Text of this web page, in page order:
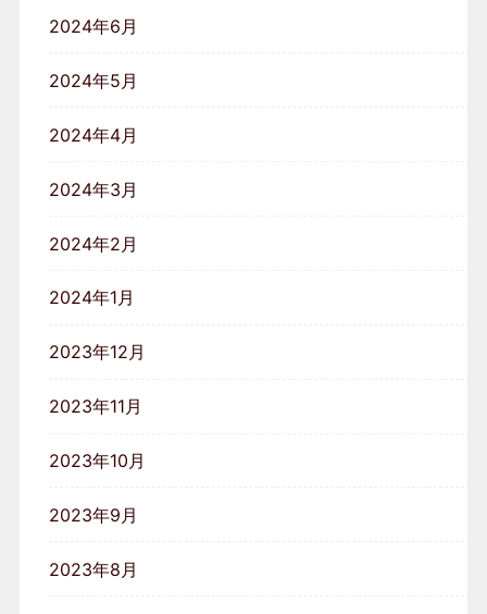
2024年6月
2024年5月
2024年4月
2024年3月
2024年2月
2024年1月
2023年12月
2023年11月
2023年10月
2023年9月
2023年8月